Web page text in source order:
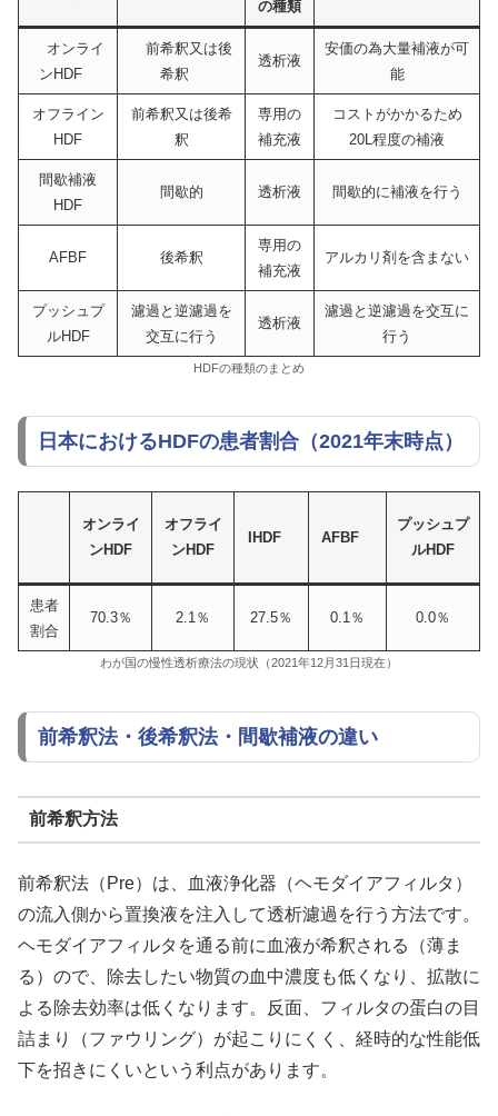
の種類
オンライ
ンHDF
前希釈又は後
希釈
透析液
安価の為大量補液が可
能
オフライン
HDF
前希釈又は後希
釈
専用の
補充液
コストがかかるため
20L程度の補液
間歇補液
HDF
間歇的 透析液 間歇的に補液を行う
AFBF 後希釈
専用の
補充液
アルカリ剤を含まない
プッシュプ
ルHDF
濾過と逆濾過を
交互に行う
透析液
濾過と逆濾過を交互に
行う
HDFの種類のまとめ
日本におけるHDFの患者割合（2021年末時点）
オンライ
ンHDF
オフライ
ンHDF
IHDF AFBF
プッシュプ
ルHDF
患者
割合
70.3％ 2.1％ 27.5％ 0.1％ 0.0％
わが国の慢性透析療法の現状（2021年12月31日現在）
前希釈法・後希釈法・間歇補液の違い
前希釈方法
前希釈法（Pre）は、血液浄化器（ヘモダイアフィルタ）
の流入側から置換液を注入して透析濾過を行う方法です。
ヘモダイアフィルタを通る前に血液が希釈される（薄ま
る）ので、除去したい物質の血中濃度も低くなり、拡散に
よる除去効率は低くなります。反面、フィルタの蛋白の目
詰まり（ファウリング）が起こりにくく、経時的な性能低
下を招きにくいという利点があります。